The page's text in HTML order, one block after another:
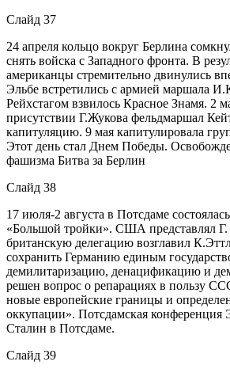
Слайд 37
24 апреля кольцо вокруг Берлина
снять войска с Западного фронта. В
американцы стремительно двинулись
Эльбе встретились с армией маршала
Рейхстагом взвилось Красное Знамя. 2
присутствии Г.Жукова фельдмаршал
капитуляцию. 9 мая капитулировала
Этот день стал Днем Победы.
фашизма Битва за Берлин
Слайд 38
17 июля-2 августа в Потсдаме
«Большой тройки». США представлял Г.
британскую делегацию возглавил
сохранить Германию единым
демилитаризацию, денацификацию и
решен вопрос о репарациях в пользу
новые европейские границы и
оккупации». Потсдамская конференция
Сталин в Потсдаме.
Слайд 39